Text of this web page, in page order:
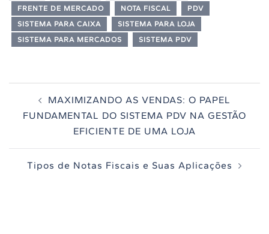
FRENTE DE MERCADO
NOTA FISCAL
PDV
SISTEMA PARA CAIXA
SISTEMA PARA LOJA
SISTEMA PARA MERCADOS
SISTEMA PDV
Navegação
de
posts
MAXIMIZANDO AS VENDAS: O PAPEL
FUNDAMENTAL DO SISTEMA PDV NA GESTÃO
EFICIENTE DE UMA LOJA
Tipos de Notas Fiscais e Suas Aplicações